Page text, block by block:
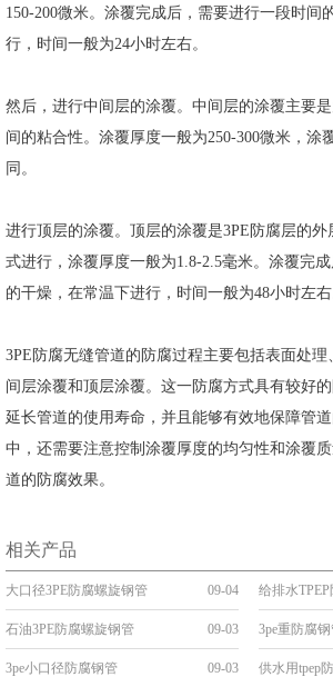
150-200微米。涂覆完成后，需要进行一段时间
行，时间一般为24小时左右。
然后，进行中间层的涂覆。中间层的涂覆主要
间的粘合性。涂覆厚度一般为250-300微米，涂
同。
进行顶层的涂覆。顶层的涂覆是3PE防腐层的
式进行，涂覆厚度一般为1.8-2.5毫米。涂覆完
的干燥，在常温下进行，时间一般为48小时左右
3PE防腐无缝管道的防腐过程主要包括表面处理
间层涂覆和顶层涂覆。这一防腐方式具有较好
延长管道的使用寿命，并且能够有效地保障管
中，还需要注意控制涂覆厚度的均匀性和涂覆
道的防腐效果。
相关产品
大口径3PE防腐螺旋钢管 09-04 给排水
石油3PE防腐螺旋钢管 09-03 3pe重防腐
3pe小口径防腐钢管 09-03 供水用tpep